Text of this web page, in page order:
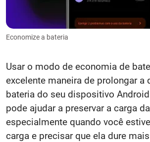
Economize a bateria
Usar o modo de economia de
excelente maneira de prolongar a
bateria do seu dispositivo
pode ajudar a preservar a carga
especialmente quando você
carga e precisar que ela dure